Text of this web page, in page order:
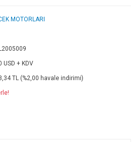
MOTORLARI
USD + KDV
TL (%2,00 havale indirimi)